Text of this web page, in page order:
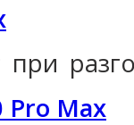
при
Pro Max